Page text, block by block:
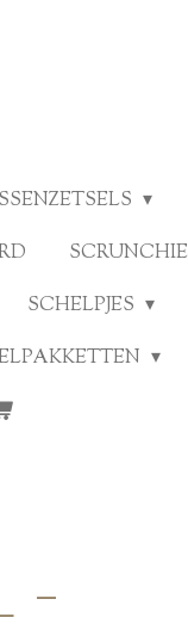
SCRUNCHIE
SCHELPJES
-